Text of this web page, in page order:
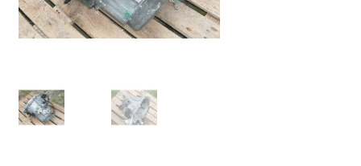
Моята сметка
Политика за поверителност